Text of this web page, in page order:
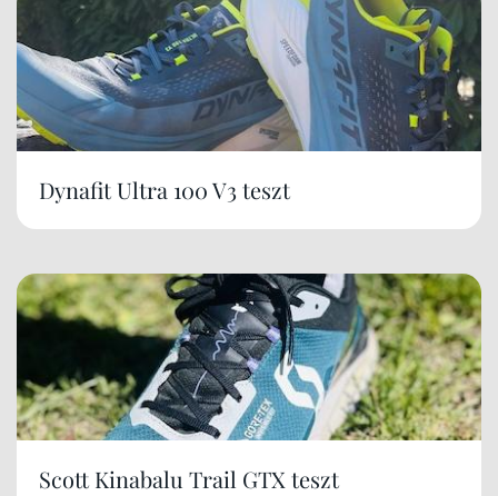
Dynafit Ultra 100 V3 teszt
Scott Kinabalu Trail GTX teszt